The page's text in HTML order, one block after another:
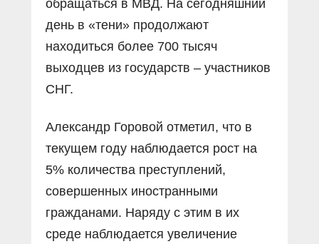
обращаться в МВД. На сегодняшний
день в «тени» продолжают
находиться более 700 тысяч
выходцев из государств – участников
СНГ.
Александр Горовой отметил, что в
текущем году наблюдается рост на
5% количества преступлений,
совершенных иностранными
гражданами. Наряду с этим в их
среде наблюдается увеличение